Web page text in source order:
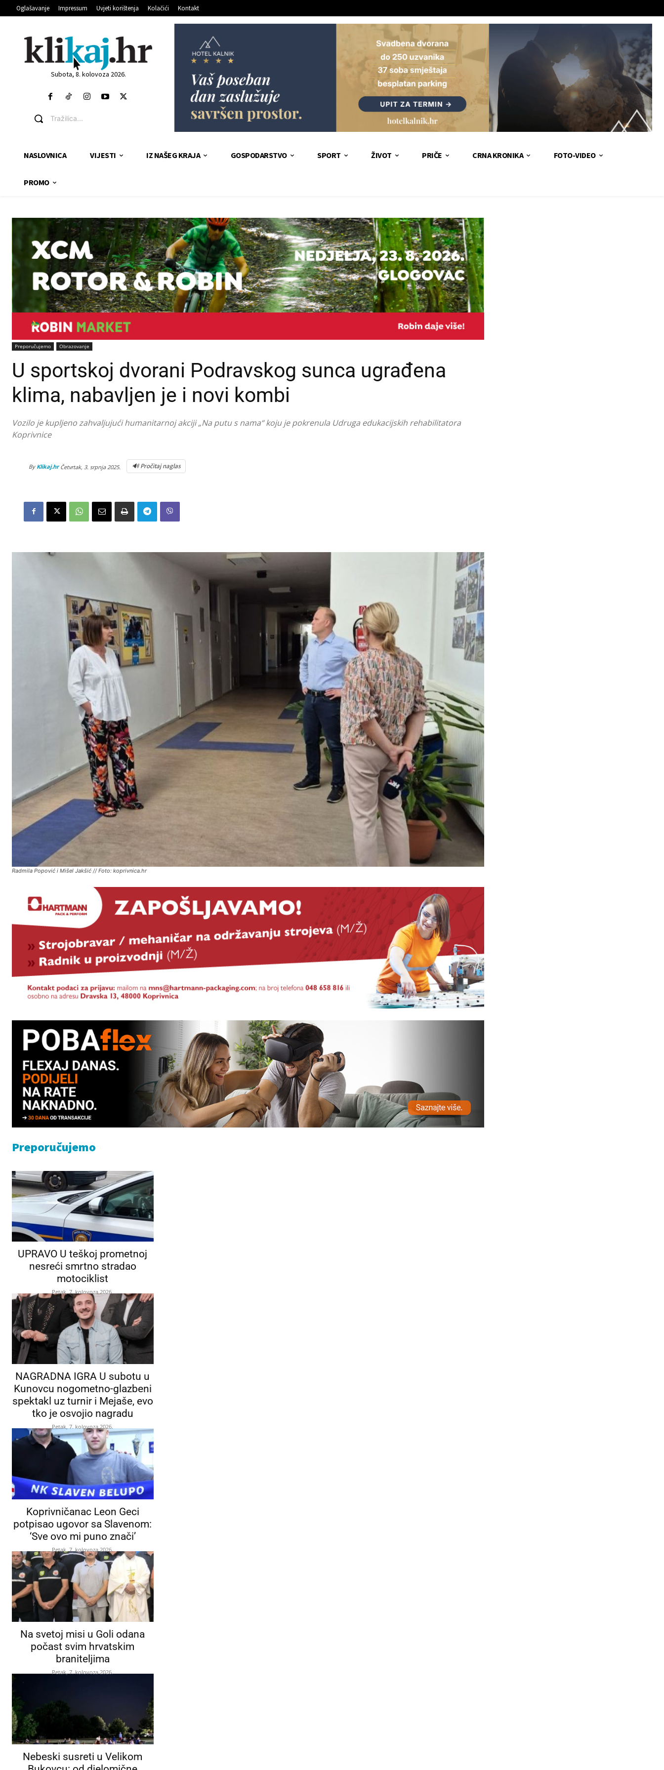
Oglašavanje Impressum Uvjeti korištenja Kolačići Kontakt
Subota, 8. kolovoza 2026.
Tražilica...
NASLOVNICA VIJESTI IZ NAŠEG KRAJA GOSPODARSTVO SPORT ŽIVOT PRIČE CRNA KRONIKA FOTO-VIDEO
PROMO
Preporučujemo Obrazovanje
U sportskoj dvorani Podravskog sunca ugrađena
klima, nabavljen je i novi kombi
Vozilo je kupljeno zahvaljujući humanitarnoj akciji „Na putu s nama“ koju je pokrenula Udruga edukacijskih rehabilitatora
Koprivnice
By Klikaj.hr Četvrtak, 3. srpnja 2025. 🔊 Pročitaj naglas
Radmila Popović i Mišel Jakšić // Foto: koprivnica.hr
Preporučujemo
UPRAVO U teškoj prometnoj
nesreći smrtno stradao
motociklist
Petak, 7. kolovoza 2026.
NAGRADNA IGRA U subotu u
Kunovcu nogometno-glazbeni
spektakl uz turnir i Mejaše, evo
tko je osvojio nagradu
Petak, 7. kolovoza 2026.
Koprivničanac Leon Geci
potpisao ugovor sa Slavenom:
‘Sve ovo mi puno znači’
Petak, 7. kolovoza 2026.
Na svetoj misi u Goli odana
počast svim hrvatskim
braniteljima
Petak, 7. kolovoza 2026.
Nebeski susreti u Velikom